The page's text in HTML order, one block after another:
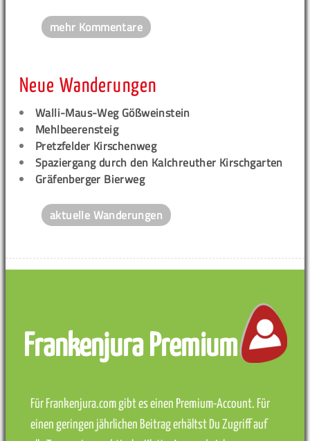
mehr Kommentare
Neue Wanderungen
Walli-Maus-Weg Gößweinstein
Mehlbeerensteig
Pretzfelder Kirschenweg
Spaziergang durch den Kalchreuther Kirschgarten
Gräfenberger Bierweg
aktuelle Wanderungen
Frankenjura Premium
Für Frankenjura.com gibt es einen Premium-Account. Für
einen geringen jährlichen Beitrag erhältst Du Zugriff auf